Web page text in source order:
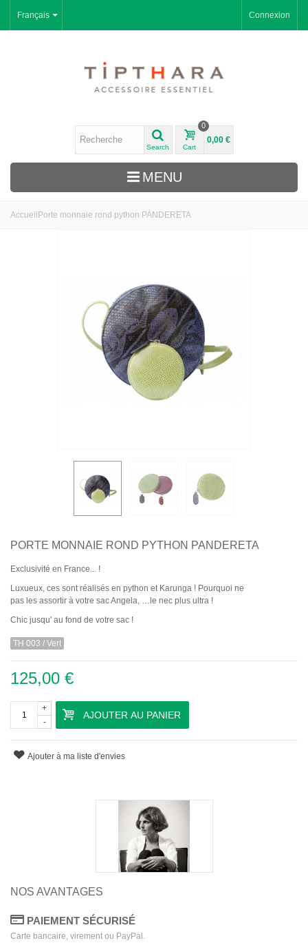
Français Connexion
Search Cart
0
0,00 €
MENU
AccueilPorte monnaie rond python PANDERETA
PORTE MONNAIE ROND PYTHON PANDERETA
Exclusivité en France... !
Luxueux, ces sont réalisés en python et Karunga ! Pourquoi ne
pas les assortir à votre sac Angela, …le nec plus ultra !
Chic jusqu' au fond de votre sac !
TH 003 / Vert
125,00 €
-
+
AJOUTER AU PANIER
Ajouter à ma liste d'envies
NOS AVANTAGES
PAIEMENT SÉCURISÉ
Carte bancaire, virement ou PayPal.